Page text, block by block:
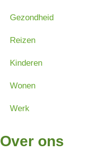
Gezondheid
Reizen
Kinderen
Wonen
Werk
Over ons